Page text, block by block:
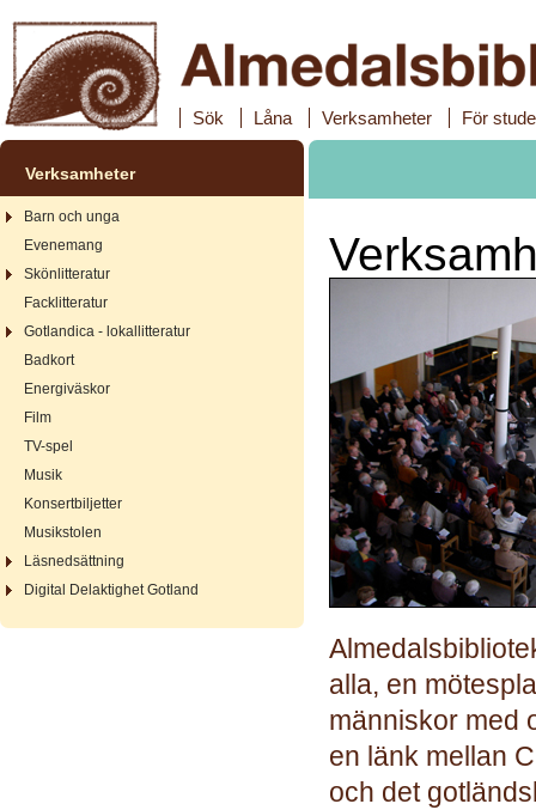
Sök Låna Verksamheter För
Verksamheter
Barn och unga
Evenemang
Skönlitteratur
Facklitteratur
Gotlandica - lokallitteratur
Badkort
Energiväskor
Film
TV-spel
Musik
Konsertbiljetter
Musikstolen
Läsnedsättning
Digital Delaktighet Gotland
alla, en
människor med
en länk mellan
och det